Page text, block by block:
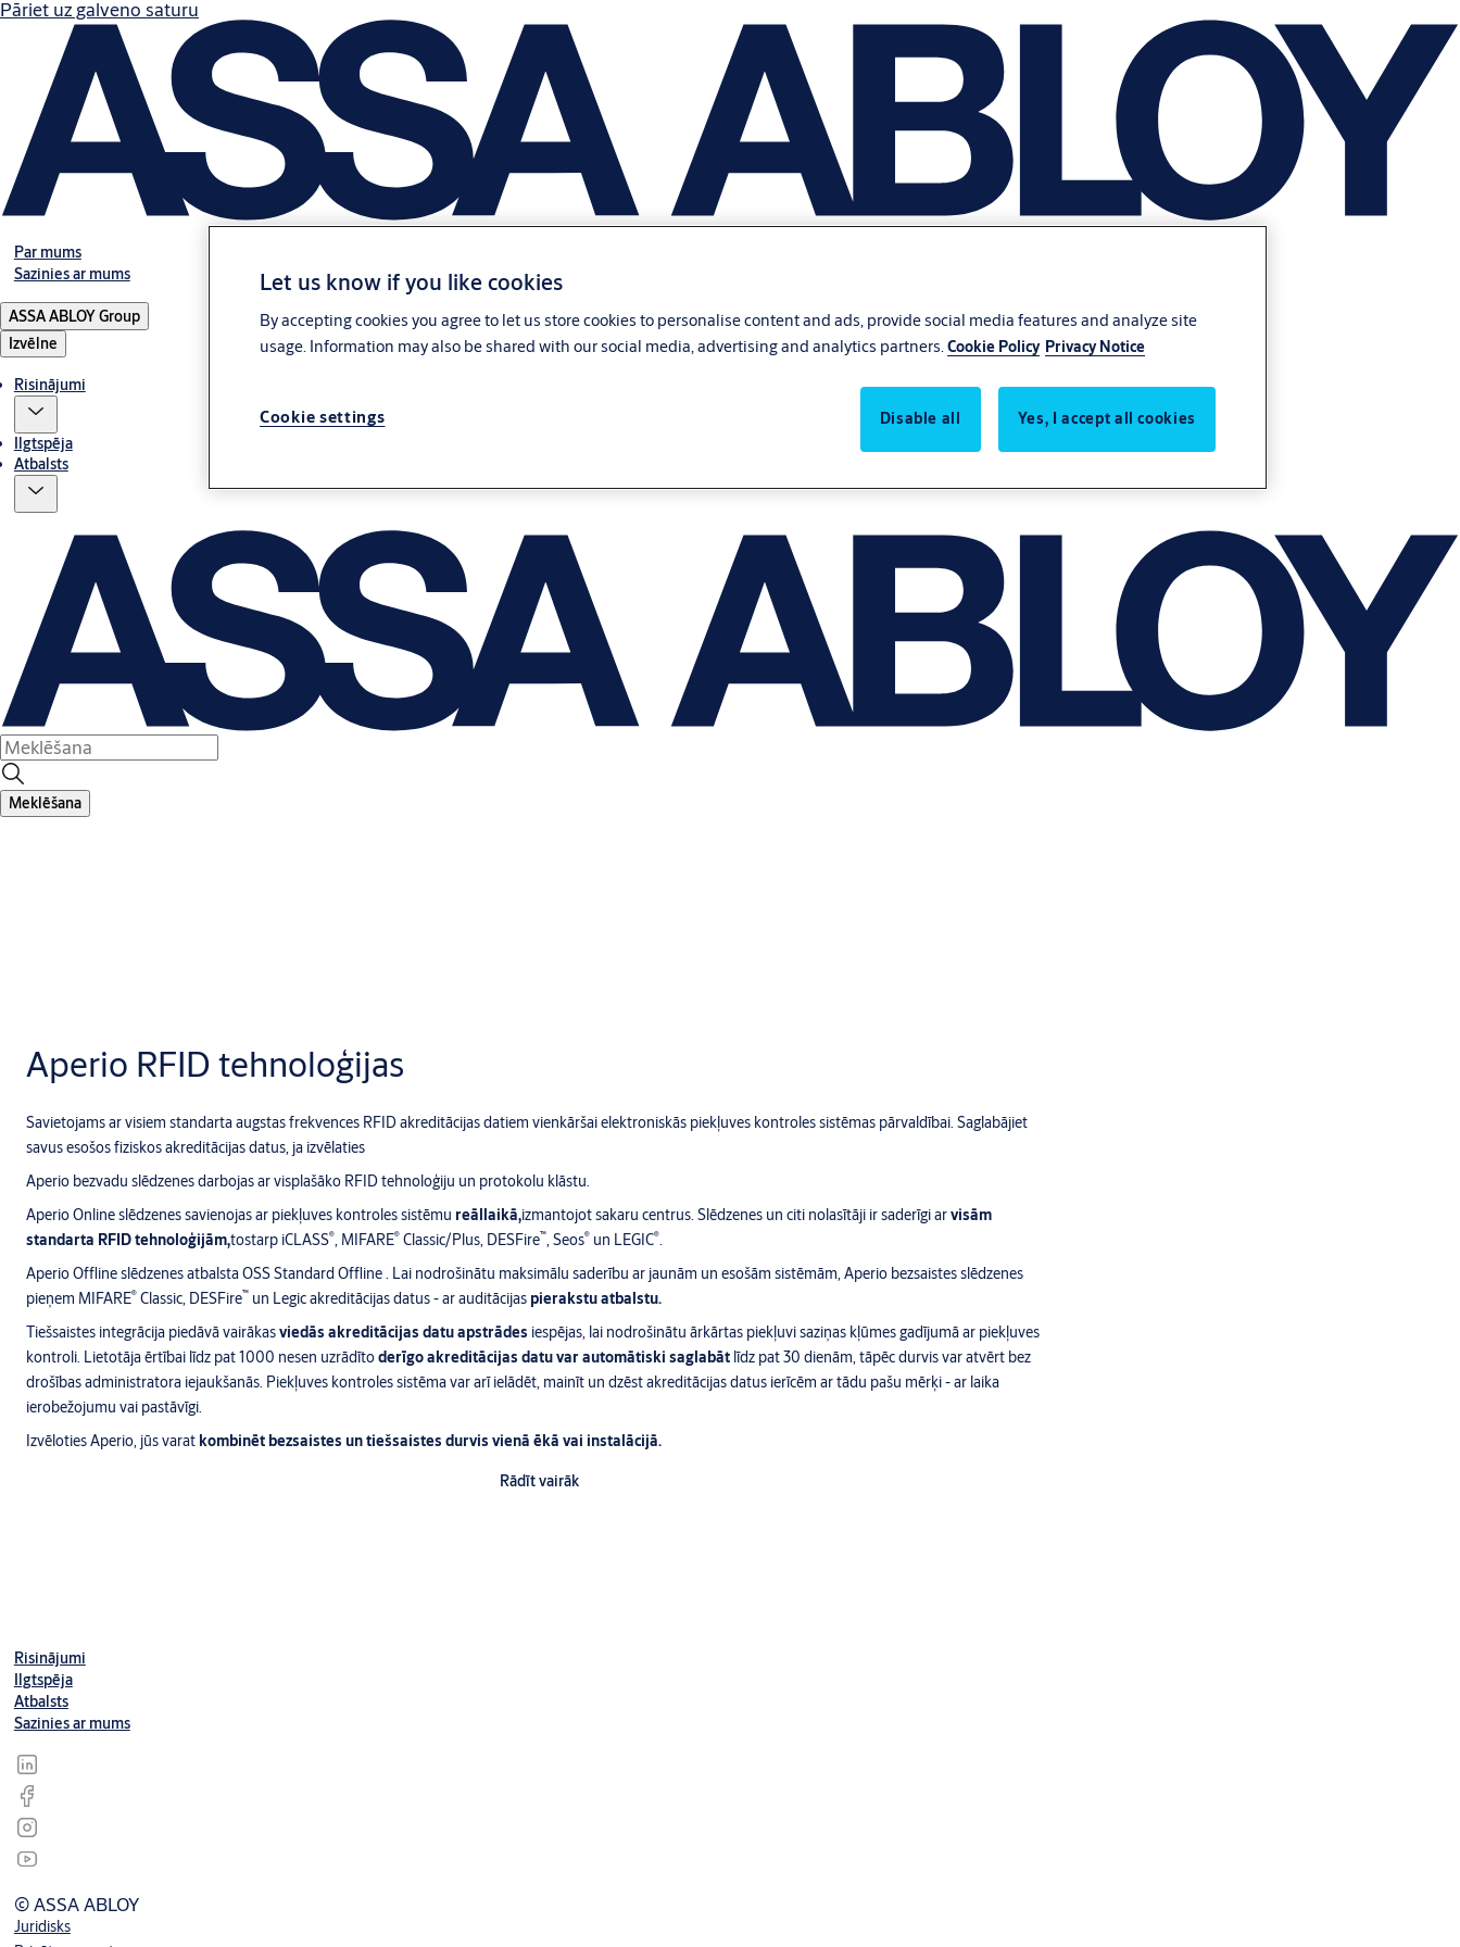
Pāriet uz galveno saturu
Par mums
Sazinies ar mums
ASSA ABLOY Group
Izvēlne
Risinājumi
Ilgtspēja
Atbalsts
Meklēšana
Aperio RFID tehnoloģijas
Savietojams ar visiem standarta augstas frekvences RFID akreditācijas datiem vienkāršai elektroniskās piekļuves kontroles sistēmas pārvaldībai. Saglabājiet
savus esošos fiziskos akreditācijas datus, ja izvēlaties
Aperio bezvadu slēdzenes darbojas ar visplašāko RFID tehnoloģiju un protokolu klāstu.
Aperio Online slēdzenes savienojas ar piekļuves kontroles sistēmu reāllaikā,izmantojot sakaru centrus. Slēdzenes un citi nolasītāji ir saderīgi arvisām
standarta RFID tehnoloģijām,tostarp iCLASS®, MIFARE® Classic/Plus, DESFire™, Seos® un LEGIC®.
Aperio Offline slēdzenes atbalsta OSS Standard Offline . Lai nodrošinātu maksimālu saderību ar jaunām un esošām sistēmām, Aperio bezsaistes slēdzenes
pieņem MIFARE® Classic, DESFire™ un Legic akreditācijas datus - ar auditācijas pierakstu atbalstu.
Tiešsaistes integrācija piedāvā vairākasviedās akreditācijas datu apstrādes iespējas, lai nodrošinātu ārkārtas piekļuvi saziņas kļūmes gadījumā ar piekļuves
kontroli. Lietotāja ērtībai līdz pat 1000 nesen uzrādītoderīgo akreditācijas datu var automātiski saglabāt līdz pat 30 dienām, tāpēc durvis var atvērt bez
drošības administratora iejaukšanās. Piekļuves kontroles sistēma var arī ielādēt, mainīt un dzēst akreditācijas datus ierīcēm ar tādu pašu mērķi - ar laika
ierobežojumu vai pastāvīgi.
Izvēloties Aperio, jūs varat kombinēt bezsaistes un tiešsaistes durvis vienā ēkā vai instalācijā.
Rādīt vairāk
Risinājumi
Ilgtspēja
Atbalsts
Sazinies ar mums
© ASSA ABLOY
Juridisks
Let us know if you like cookies
By accepting cookies you agree to let us store cookies to personalise content and ads, provide social media features and analyze site
usage. Information may also be shared with our social media, advertising and analytics partners. Cookie Policy Privacy Notice
Cookie settings Disable all Yes, I accept all cookies